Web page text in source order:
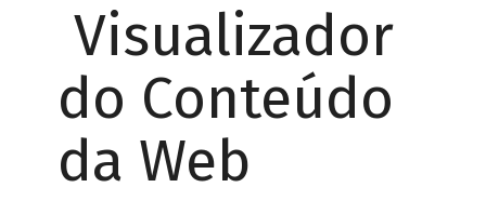
Visualizador
do Conteúdo
da Web